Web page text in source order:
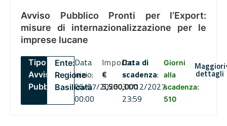
Avviso Pubblico Pronti per l’Export:
misure di internazionalizzazione per le
imprese lucane
Tipo:
Avviso
Pubblico
Ente:
Regione
Basilicata
Data
inizio:
06/07/2026
00:00
Importo
€
5,500,000
Data di
scadenza:
31/12/2027
23:59
Giorni
alla
scadenza:
510
Maggiori
dettagli